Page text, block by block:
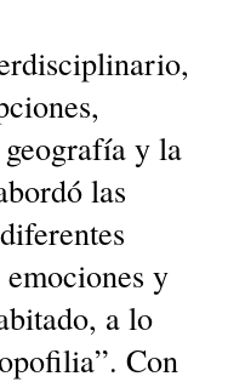
y la
las
y
a lo
Con